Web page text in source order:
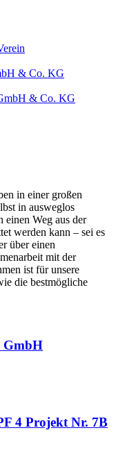
& Co. KG
& Co. KG
in einer großen
in ausweglos
einen Weg aus der
werden kann – sei es
über einen
mit der
ist für unsere
die bestmögliche
GmbH
4 Projekt Nr. 7B